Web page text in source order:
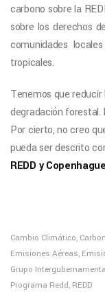
carbono sobre la
sobre los derechos
comunidades
tropicales.
Tenemos que
degradación forestal.
Por cierto, no creo
pueda ser descrito
REDD y
Cambio Climático,
Emisiones Aéreas,
Grupo
Programa Redd, REDD